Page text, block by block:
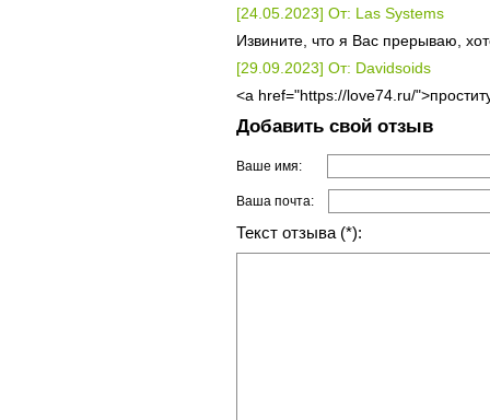
[24.05.2023] От: Las Systems
Извините, что я Вас прерываю,
[29.09.2023] От: Davidsoids
<a href="https://love74.ru/
Добавить свой отзыв
Ваше имя:
Ваша почта:
Текст отзыва (*):